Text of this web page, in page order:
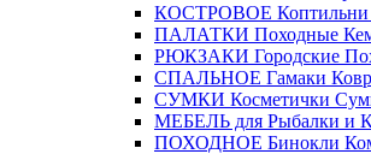
КОСТРОВОЕ Коптильни
ПАЛАТКИ Походные
РЮКЗАКИ Городские
СПАЛЬНОЕ Гамаки
СУМКИ Косметички
МЕБЕЛЬ для Рыбалки и
ПОХОДНОЕ Бинокли